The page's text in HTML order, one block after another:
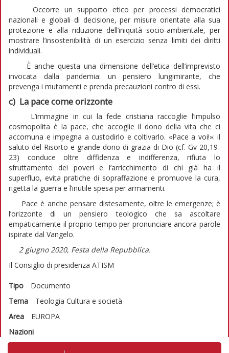
Occorre un supporto etico per processi democratici
nazionali e globali di decisione, per misure orientate alla sua
protezione e alla riduzione dell’iniquità socio-ambientale, per
mostrare l’insostenibilità di un esercizio senza limiti dei diritti
individuali.
È anche questa una dimensione dell’etica dell’imprevisto
invocata dalla pandemia: un pensiero lungimirante, che
prevenga i mutamenti e prenda precauzioni contro di essi.
c) La pace come orizzonte
L’immagine in cui la fede cristiana raccoglie l’impulso
cosmopolita è la pace, che accoglie il dono della vita che ci
accomuna e impegna a custodirlo e coltivarlo. «Pace a voi!»: il
saluto del Risorto e grande dono di grazia di Dio (cf. Gv 20,19-
23) conduce oltre diffidenza e indifferenza, rifiuta lo
sfruttamento dei poveri e l’arricchimento di chi già ha il
superfluo, evita pratiche di sopraffazione e promuove la cura,
rigetta la guerra e l’inutile spesa per armamenti.
Pace è anche pensare distesamente, oltre le emergenze; è
l’orizzonte di un pensiero teologico che sa ascoltare
empaticamente il proprio tempo per pronunciare ancora parole
ispirate dal Vangelo.
2 giugno 2020, Festa della Repubblica.
Il Consiglio di presidenza ATISM
Tipo
Documento
Tema
Teologia Cultura e società
Area
EUROPA
Nazioni